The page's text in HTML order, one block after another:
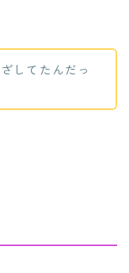
してたんだっ